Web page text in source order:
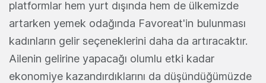
platformlar hem yurt dışında hem de ülkemizde
artarken yemek odağında Favoreat'in bulunması
kadınların gelir seçeneklerini daha da artıracaktır.
Ailenin gelirine yapacağı olumlu etki kadar
ekonomiye kazandırdıklarını da düşündüğümüzde